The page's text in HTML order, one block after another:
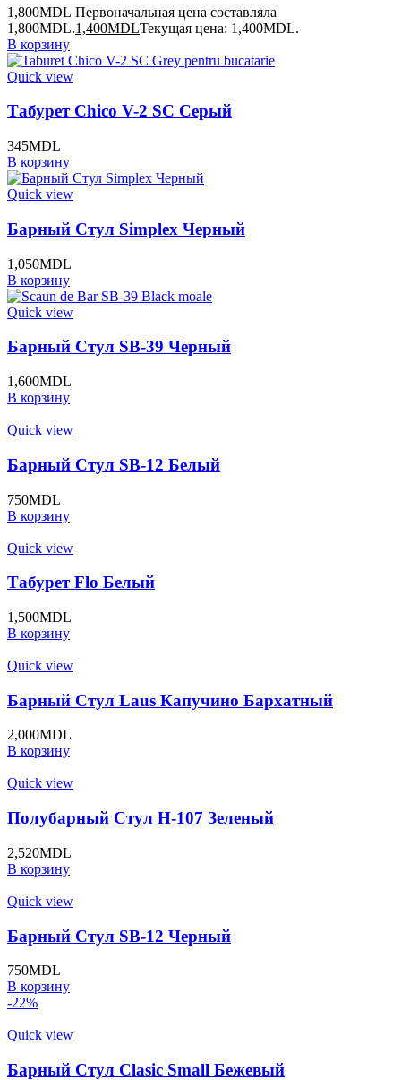
1,800MDL Первоначальная цена составляла
1,800MDL.1,400MDLТекущая цена: 1,400MDL.
В корзину
Quick view
Табурет Chico V-2 SC Серый
345MDL
В корзину
Quick view
Барный Стул Simplex Черный
1,050MDL
В корзину
Quick view
Барный Стул SB-39 Черный
1,600MDL
В корзину
Quick view
Барный Стул SB-12 Белый
750MDL
В корзину
Quick view
Табурет Flo Белый
1,500MDL
В корзину
Quick view
Барный Стул Laus Капучино Бархатный
2,000MDL
В корзину
Quick view
Полубарный Стул H-107 Зеленый
2,520MDL
В корзину
Quick view
Барный Стул SB-12 Черный
750MDL
В корзину
-22%
Quick view
Барный Стул Clasic Small Бежевый